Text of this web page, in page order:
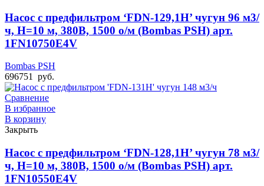
Насос с предфильтром ‘FDN-129,1H’ чугун 96 м3/
ч, Н=10 м, 380В, 1500 о/м (Bombas PSH) арт.
1FN10750E4V
Bombas PSH
696751
руб.
Сравнение
В избранное
В корзину
Закрыть
Насос с предфильтром ‘FDN-128,1H’ чугун 78 м3/
ч, Н=10 м, 380В, 1500 о/м (Bombas PSH) арт.
1FN10550E4V